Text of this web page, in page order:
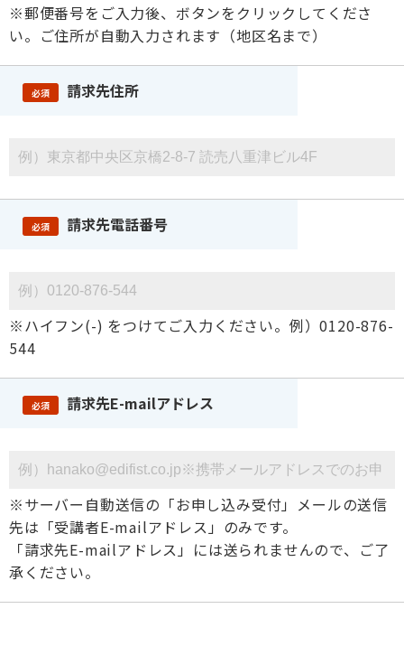
※郵便番号をご入力後、ボタンをクリックしてくださ
い。ご住所が自動入力されます（地区名まで）
必須 請求先住所
必須 請求先電話番号
※ハイフン(-) をつけてご入力ください。例）0120-876-
544
必須 請求先E-mailアドレス
※サーバー自動送信の「お申し込み受付」メールの送信
先は「受講者E-mailアドレス」のみです。
「請求先E-mailアドレス」には送られませんので、ご了
承ください。